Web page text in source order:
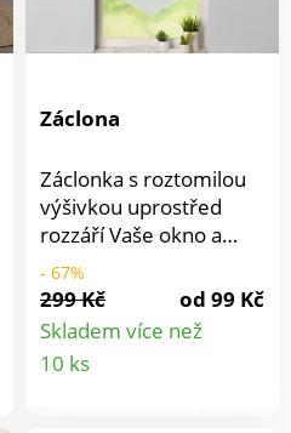
Záclona
Záclonka s roztomilou
výšivkou uprostřed
rozzáří Vaše okno a
rozveselí celý interiér.
V horní části široká
obruba s potiskem
puntíků a volánek se
zoubkovaným okrajem.
- 67%
299 Kč
od 99 Kč
Skladem více než
10 ks